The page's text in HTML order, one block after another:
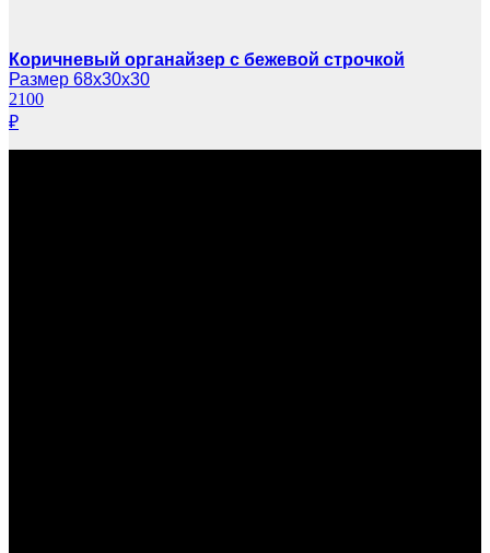
Коричневый органайзер с бежевой строчкой
Размер 68х30х30
2100
₽